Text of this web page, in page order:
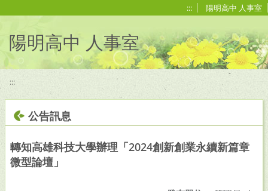
::: 陽明高中 人事室
陽明高中 人事室
:::
公告訊息
轉知高雄科技大學辦理「2024創新創業永續新篇章
微型論壇」